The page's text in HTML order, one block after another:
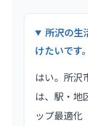
所沢の生
けたいです。
はい。所沢
は、駅・地
ップ最適化